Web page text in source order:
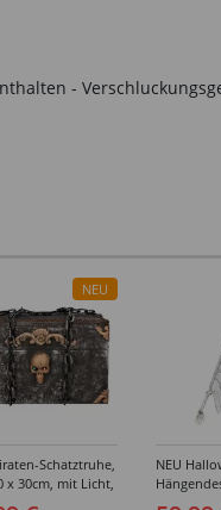
-
NEU
Schatztruhe,
x 30cm, mit Licht,
und Bewegung
NEU
140cm,